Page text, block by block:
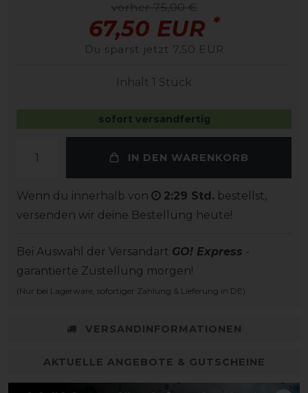
vorher 75,00 €
67,50 EUR *
Du sparst jetzt 7,50 EUR
Inhalt 1 Stück
sofort versandfertig
IN DEN WARENKORB
Wenn du innerhalb von 2:29 Std. bestellst,
versenden wir deine Bestellung heute!
Bei Auswahl der Versandart GO! Express -
garantierte Zustellung morgen!
(Nur bei Lagerware, sofortiger Zahlung & Lieferung in DE)
VERSANDINFORMATIONEN
AKTUELLE ANGEBOTE & GUTSCHEINE